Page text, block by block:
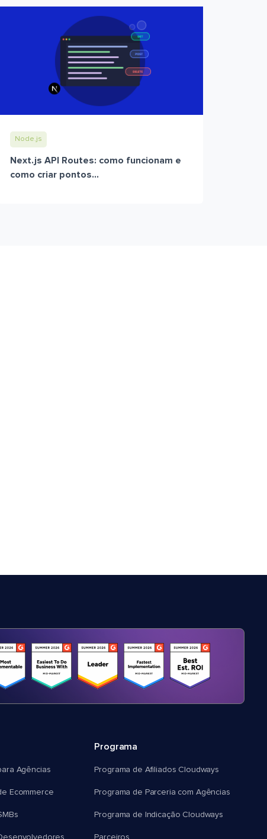
Node.js
Next.js API Routes: como funcionam e
como criar pontos...
Agências
Ecommerce
Programa
Programa de Afiliados Cloudways
Programa de Parceria com Agências
Programa de Indicação Cloudways